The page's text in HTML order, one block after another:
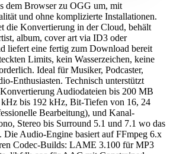
dem Browser zu OGG um, mit
und ohne komplizierte Installationen.
die Konvertierung in der Cloud, behält
album, cover art via ID3 oder
liefert eine fertig zum Download bereit
Limits, kein Wasserzeichen, keine
Ideal für Musiker, Podcaster,
Enthusiasten. Technisch unterstützt
Audiodateien bis 200 MB
kHz bis 192 kHz, Bit-Tiefen von 16, 24
Bearbeitung), und Kanal-
Stereo bis Surround 5.1 und 7.1 wo das
Die Audio-Engine basiert auf FFmpeg 6.x
Codec-Builds: LAME 3.100 für MP3